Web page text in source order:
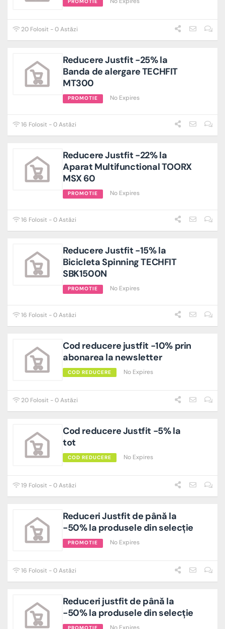
PROMOTIE
20 Folosit - 0 Astăzi
Reducere Justfit -25% la
Banda de alergare TECHFIT
MT300
PROMOTIE No Expires
16 Folosit - 0 Astăzi
Reducere Justfit -22% la
Aparat Multifunctional TOORX
MSX 60
PROMOTIE No Expires
16 Folosit - 0 Astăzi
Reducere Justfit -15% la
Bicicleta Spinning TECHFIT
SBK1500N
PROMOTIE No Expires
16 Folosit - 0 Astăzi
Cod reducere justfit -10% prin
abonarea la newsletter
COD REDUCERE No Expires
20 Folosit - 0 Astăzi
Cod reducere Justfit -5% la
tot
COD REDUCERE No Expires
19 Folosit - 0 Astăzi
Reduceri Justfit de până la
-50% la produsele din selecție
PROMOTIE No Expires
16 Folosit - 0 Astăzi
Reduceri justfit de până la
-50% la produsele din selecție